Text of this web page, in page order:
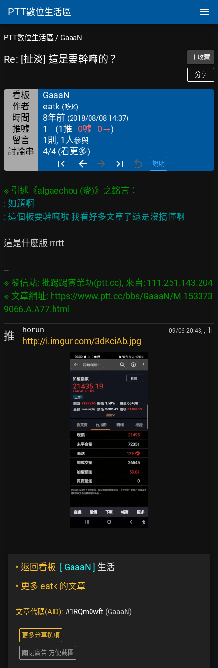
PTT數位生活區
PTT數位生活區 / GaaaN
Re: [扯淡] 這是要幹嘛的？ ＋收藏
分享
看板
GaaaN
作者
eatk (吃K)
時間 8年前 (2018/08/08 14:37)
推噓 1 (1推 0噓 0→)
留言
1則, 1人參與
討論串 4/4 (看更多)
說明
: 如題啊
這是什麼版 rrrtt
※ 發信站: 批踢踢實業坊(ptt.cc), 來自: 111.251.143.204
※ 文章網址: https://www.ptt.cc/bbs/GaaaN/M.153373
9066.A.A77.html
推 horun 09/06 20:43, , 1 F
http://i.imgur.com/3dKciAb.jpg
‣ 返回看板 [ GaaaN ] 生活
‣ 更多 eatk 的文章
文章代碼(AID): #1RQm0wft (GaaaN)
更多分享選項
關閉廣告 方便截圖